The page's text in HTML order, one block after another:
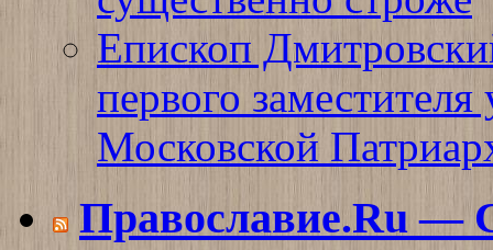
Епископ
первого
Московской
Православие.Ru